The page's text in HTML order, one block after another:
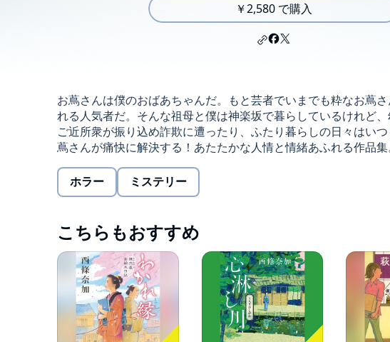
￥2,580 で購入
お蔦さんは僕のおばあちゃんだ。もと芸者でいまでも粋なお蔦
れる人気者だ。そんな祖母と僕は神楽坂で暮らしているけれど
ご近所衆が振り込め詐欺に遭ったり、ふたり暮らしの日々はい
蔦さんが痛快に解決する！あたたかな人情と情緒あふれる作品
ホラー ミステリー
こちらもおすすめ